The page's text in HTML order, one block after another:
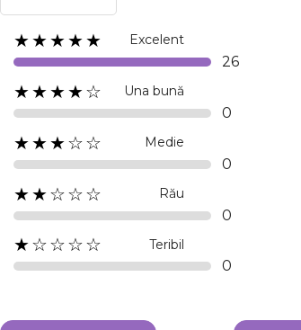
★★★★★ Excelent
26
★★★★☆ Una bună
0
★★★☆☆ Medie
0
★★☆☆☆ Rău
0
★☆☆☆☆ Teribil
0